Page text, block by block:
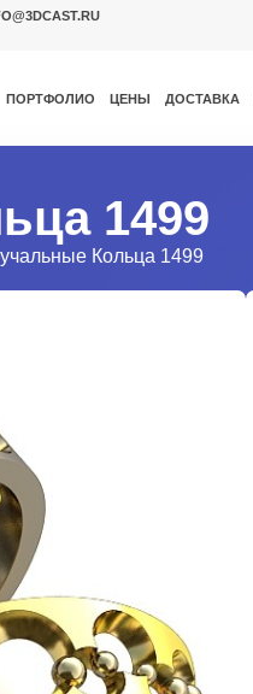
ПОРТФОЛИО ЦЕНЫ ДОСТАВКА
1499
Кольца 1499